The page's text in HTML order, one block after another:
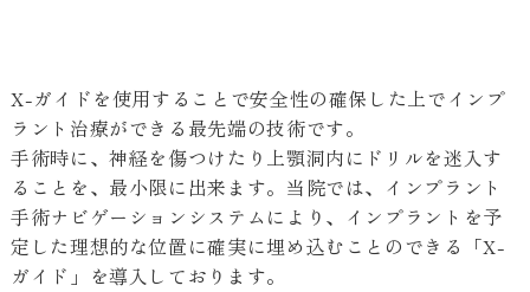
X-ガイドを使用することで安全性の確保した上でインプ
ラント治療ができる最先端の技術です。
手術時に、神経を傷つけたり上顎洞内にドリルを迷入す
ることを、最小限に出来ます。当院では、インプラント
手術ナビゲーションシステムにより、インプラントを予
定した理想的な位置に確実に埋め込むことのできる「X-
ガイド」を導入しております。